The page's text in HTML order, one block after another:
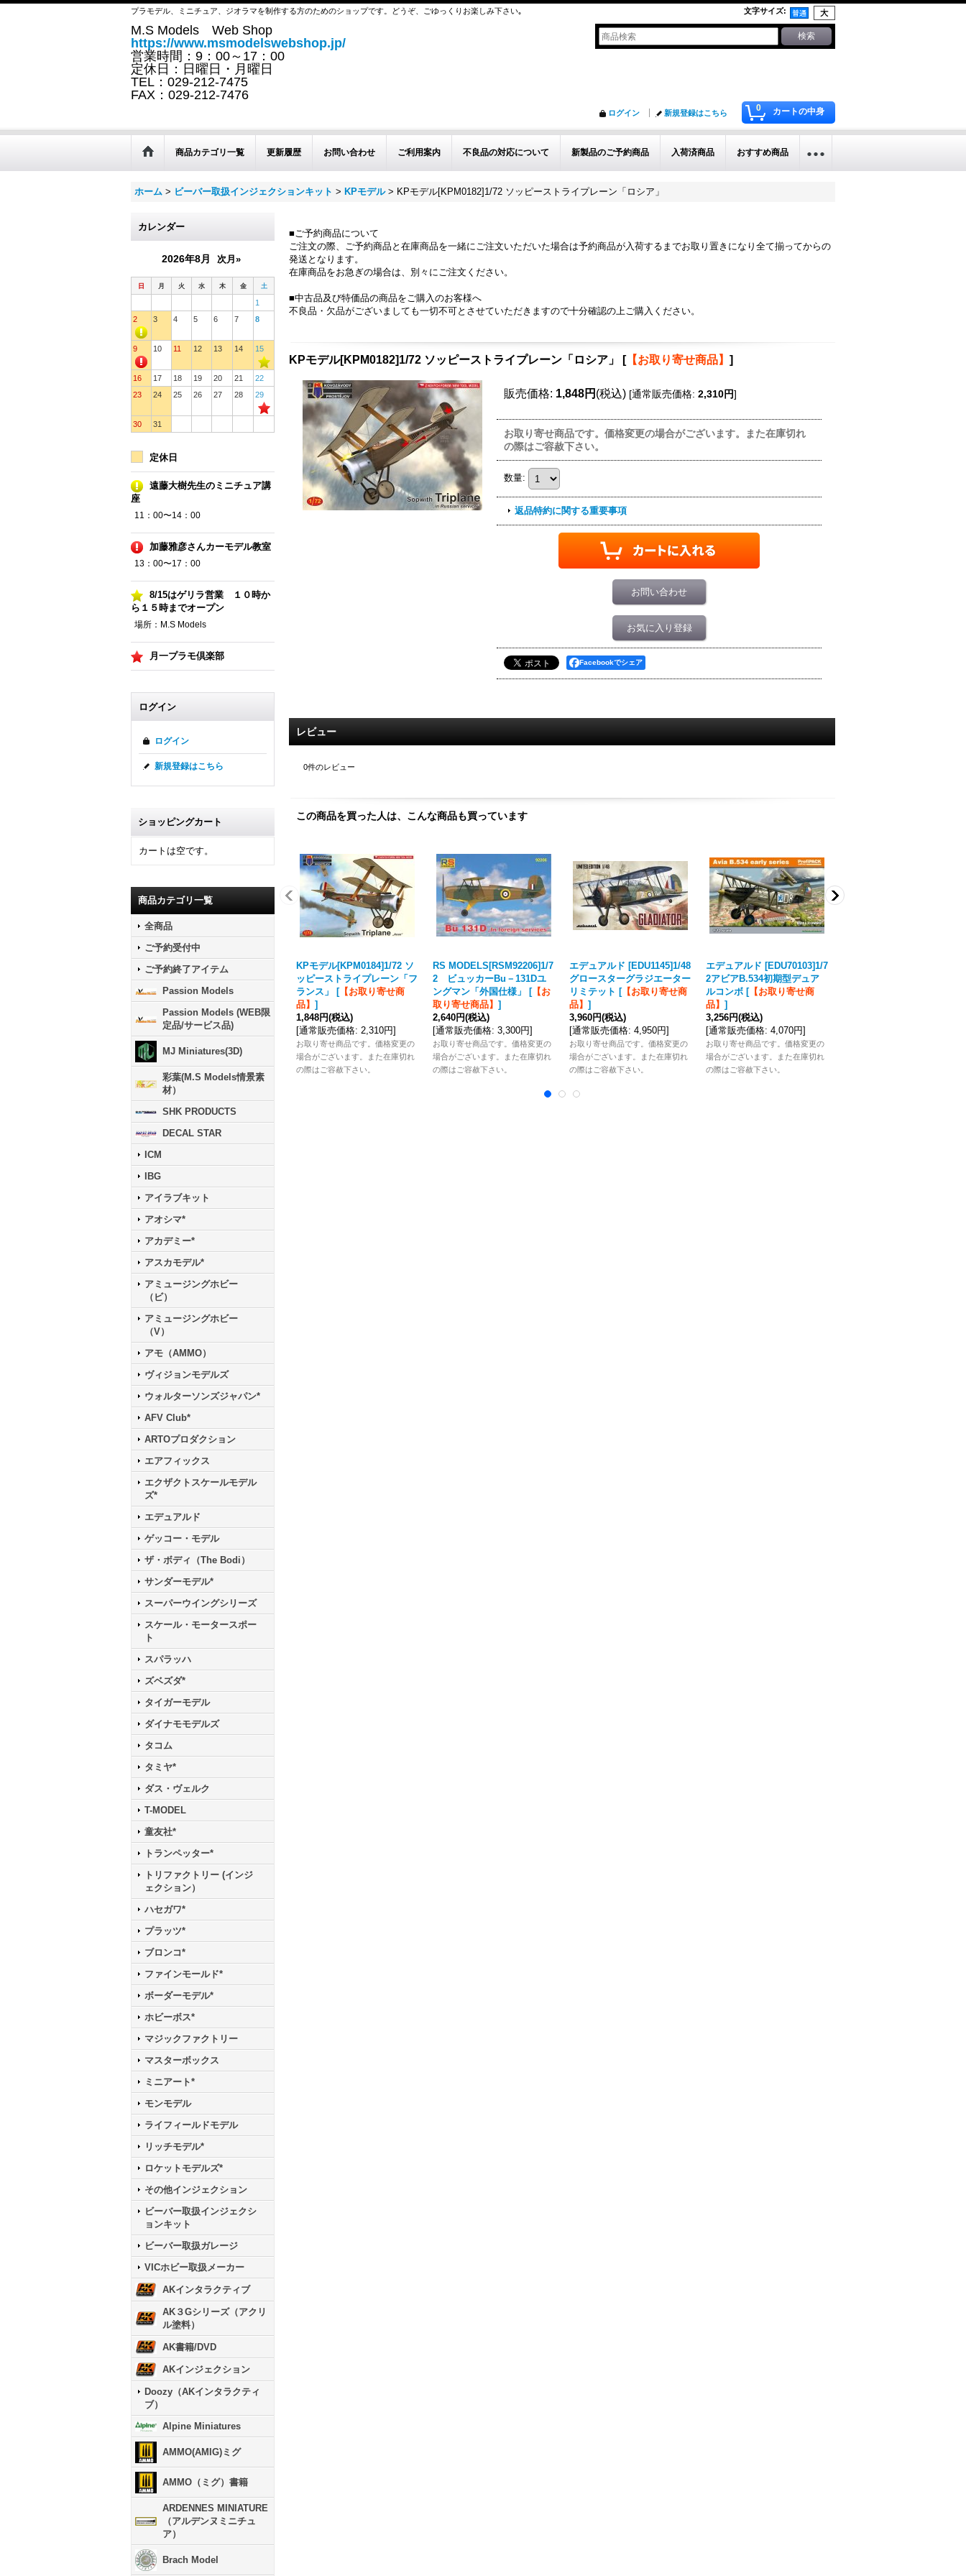
プラモデル、ミニチュア、ジオラマを制作する方のためのショップです。どうぞ、ごゆっくりお楽しみ下さい｡ 文字サイズ:
M.S Models Web Shop
https://www.msmodelswebshop.jp/
営業時間：9：00～17：00
定休日：日曜日・月曜日
TEL：029-212-7475
FAX：029-212-7476
0 カートの中身
ログイン 新規登録はこちら
商品カテゴリ一覧 更新履歴 お問い合わせ ご利用案内 不良品の対応について 新製品のご予約商品 入荷済商品 おすすめ商品
ホーム > ビーバー取扱インジェクションキット > KPモデル > KPモデル[KPM0182]1/72 ソッピーストライプレーン「ロシア」
カレンダー
2026年8月 次月»
日 月 火 水 木 金 土
1
2
3 4 5 6 7 8
9 10 11 12 13 14 15
16 17 18 19 20 21
22
23
24 25 26 27 28 29
30 31
定休日
遠藤大樹先生のミニチュア講
座
11：00〜14：00
加藤雅彦さんカーモデル教室
13：00〜17：00
8/15はゲリラ営業 １０時か
ら１５時までオープン
場所：M.S Models
月一プラモ倶楽部
ログイン
ログイン
新規登録はこちら
ショッピングカート
カートは空です。
商品カテゴリ一覧
全商品
ご予約受付中
ご予約終了アイテム
Passion Models
Passion Models (WEB限
定品/サービス品)
MJ Miniatures(3D)
彩葉(M.S Models情景素
材）
SHK PRODUCTS
DECAL STAR
ICM
IBG
アイラブキット
アオシマ*
アカデミー*
アスカモデル*
アミュージングホビー
（ビ）
アミュージングホビー
（V）
アモ（AMMO）
ヴィジョンモデルズ
ウォルターソンズジャパン*
AFV Club*
ARTOプロダクション
エアフィックス
エクザクトスケールモデル
ズ*
エデュアルド
ゲッコー・モデル
ザ・ボディ（The Bodi）
サンダーモデル*
スーパーウイングシリーズ
スケール・モータースポー
ト
スパラッハ
ズベズダ*
タイガーモデル
ダイナモモデルズ
タコム
タミヤ*
ダス・ヴェルク
T-MODEL
童友社*
トランペッター*
トリファクトリー (インジ
ェクション）
ハセガワ*
プラッツ*
ブロンコ*
ファインモールド*
ボーダーモデル*
ホビーボス*
マジックファクトリー
マスターボックス
ミニアート*
モンモデル
ライフィールドモデル
リッチモデル*
ロケットモデルズ*
その他インジェクション
ビーバー取扱インジェクシ
ョンキット
ビーバー取扱ガレージ
VICホビー取扱メーカー
AKインタラクティブ
AK３Gシリーズ（アクリ
ル塗料）
AK書籍/DVD
AKインジェクション
Doozy（AKインタラクティ
ブ）
Alpine Miniatures
AMMO(AMIG)ミグ
AMMO（ミグ）書籍
ARDENNES MINIATURE
（アルデンヌミニチュ
ア）
Brach Model
■ご予約商品について
ご注文の際、ご予約商品と在庫商品を一緒にご注文いただいた場合は予約商品が入荷するまでお取り置きになり全て揃ってからの
発送となります。
在庫商品をお急ぎの場合は、別々にご注文ください。
■中古品及び特価品の商品をご購入のお客様へ
不良品・欠品がございましても一切不可とさせていただきますので十分確認の上ご購入ください。
KPモデル[KPM0182]1/72 ソッピーストライプレーン「ロシア」 [【お取り寄せ商品】 ]
販売価格: 1,848円 (税込) [通常販売価格: 2,310円]
お取り寄せ商品です。価格変更の場合がございます。また在庫切れ
の際はご容赦下さい。
数量:
返品特約に関する重要事項
お問い合わせ
お気に入り登録
Facebookでシェア
レビュー
0件のレビュー
この商品を買った人は、こんな商品も買っています
KPモデル[KPM0184]1/72 ソ
ッピーストライプレーン「フ
ランス」
[【お取り寄せ商
品】 ]
1,848円(税込)
[通常販売価格: 2,310円]
お取り寄せ商品です。価格変更の
場合がございます。また在庫切れ
の際はご容赦下さい。
RS MODELS[RSM92206]1/7
2 ビュッカーBu－131Dユ
ングマン「外国仕様」
[【お
取り寄せ商品】 ]
2,640円(税込)
[通常販売価格: 3,300円]
お取り寄せ商品です。価格変更の
場合がございます。また在庫切れ
の際はご容赦下さい。
エデュアルド [EDU1145]1/48
グロースターグラジエーター
リミテット [【お取り寄せ商
品】 ]
3,960円(税込)
[通常販売価格: 4,950円]
お取り寄せ商品です。価格変更の
場合がございます。また在庫切れ
の際はご容赦下さい。
エデュアルド [EDU70103]1/7
2アビアB.534初期型デュア
ルコンボ [【お取り寄せ商
品】 ]
3,256円(税込)
[通常販売価格: 4,070円]
お取り寄せ商品です。価格変更の
場合がございます。また在庫切れ
の際はご容赦下さい。